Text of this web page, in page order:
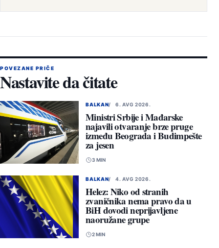
POVEZANE PRIČE
Nastavite da čitate
BALKAN 6. AVG 2026.
Ministri Srbije i Mađarske
najavili otvaranje brze pruge
između Beograda i Budimpešte
za jesen
3 MIN
BALKAN 4. AVG 2026.
Helez: Niko od stranih
zvaničnika nema pravo da u
BiH dovodi neprijavljene
naoružane grupe
2 MIN